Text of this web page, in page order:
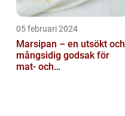
05 februari 2024
Marsipan – en utsökt och
mångsidig godsak för
mat- och